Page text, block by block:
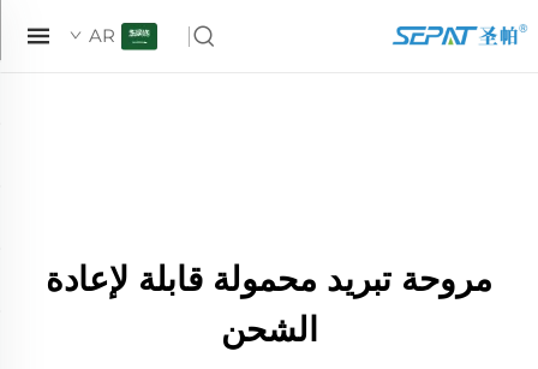
AR
مروحة تبريد محمولة قابلة لإعادة
الشحن